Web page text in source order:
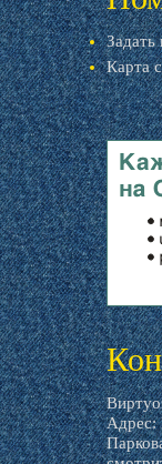
Задать
Карта
Адрес: